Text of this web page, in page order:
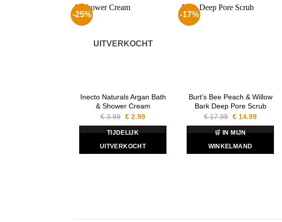
-25%
UITVERKOCHT
Inecto Naturals Argan Bath
& Shower Cream
€3.99 Oorspronkelijke
was:
€ 3.99.
€2.99Huidige
TIJDELIJK
UITVERKOCHT
-17%
Burt’s Bee Peach & Willow
Bark Deep Pore Scrub
€17.99 Oorspronkelijke
was:
€ 17.99.
€14.99Huidige
🛒 IN MIJN
WINKELMAND